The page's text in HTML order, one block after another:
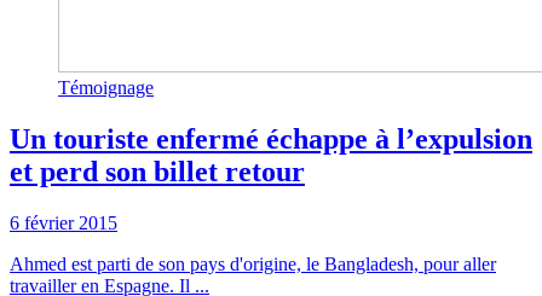
Témoignage
Un touriste enfermé échappe à l’expulsion
et perd son billet retour
6 février 2015
Ahmed est parti de son pays d'origine, le Bangladesh, pour aller
travailler en Espagne. Il ...